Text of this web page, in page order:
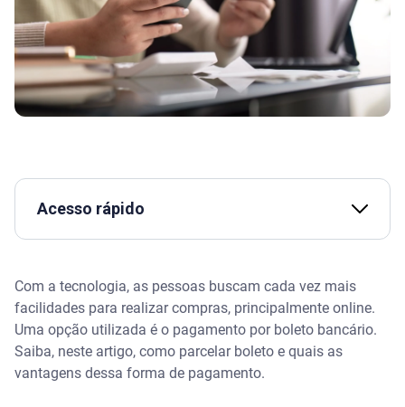
Acesso rápido
O que é o parcelamento de boletos?
Vantagens de parcelar boletos
Com a tecnologia, as pessoas buscam cada vez mais
facilidades para realizar compras, principalmente online.
Uma opção utilizada é o pagamento por boleto bancário.
Saiba, neste artigo, como parcelar boleto e quais as
vantagens dessa forma de pagamento.